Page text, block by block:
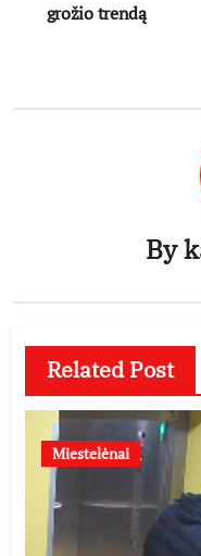
grožio trendą
By
Related Post
Miestelėnai